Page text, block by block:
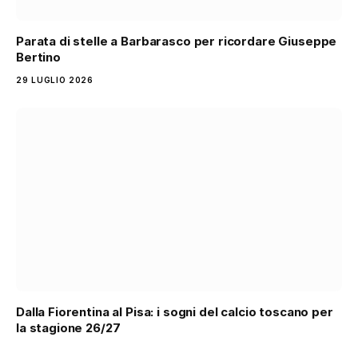
Parata di stelle a Barbarasco per ricordare Giuseppe
Bertino
29 LUGLIO 2026
Dalla Fiorentina al Pisa: i sogni del calcio toscano per
la stagione 26/27